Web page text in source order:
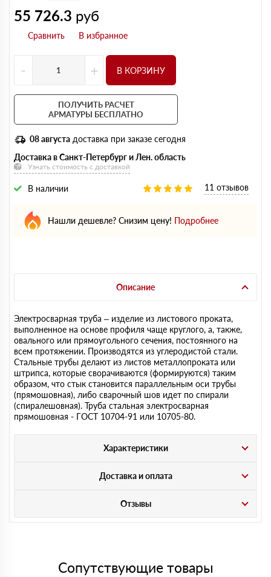
55 726.3 руб
- + В КОРЗИНУ
ПОЛУЧИТЬ РАСЧЕТ
АРМАТУРЫ БЕСПЛАТНО
08 августа доставка при заказе сегодня
Доставка в Санкт-Петербург и Лен. область
Узнать стоимость с доставкой
В наличии 11 отзывов
Нашли дешевле? Снизим цену! Подробнее
Описание
Электросварная труба – изделие из листового проката,
выполненное на основе профиля чаще круглого, а, также,
овального или прямоугольного сечения, постоянного на
всем протяжении. Производятся из углеродистой стали.
Стальные трубы делают из листов металлопроката или
штрипса, которые сворачиваются (формируются) таким
образом, что стык становится параллельным оси трубы
(прямошовная), либо сварочный шов идет по спирали
(спиралешовная). Труба стальная электросварная
прямошовная - ГОСТ 10704-91 или 10705-80.
Характеристики
Доставка и оплата
Отзывы
Сопутствующие товары